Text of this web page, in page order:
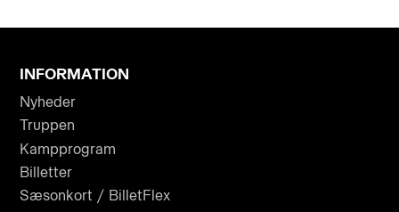
INFORMATION
Nyheder
Truppen
Kampprogram
Billetter
Sæsonkort / BilletFlex